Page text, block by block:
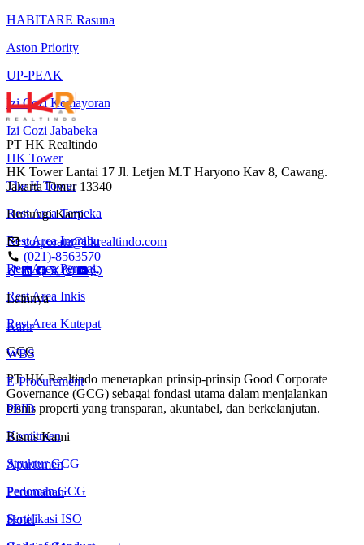
HABITARE Rasuna
Aston Priority
UP-PEAK
Izi Cozi Kemayoran
Izi Cozi Jababeka
HK Tower
The H Tower
Rest Area Terpeka
Rest Area Inprabu
Rest Area Permai
Rest Area Inkis
Rest Area Kutepat
GCG
PT HK Realtindo menerapkan prinsip-prinsip Good Corporate
Governance (GCG) sebagai fondasi utama dalam menjalankan
bisnis properti yang transparan, akuntabel, dan berkelanjutan.
Komitmen
Struktur GCG
Pedoman GCG
Sertifikasi ISO
PT HK Realtindo
HK Tower Lantai 17 Jl. Letjen M.T Haryono Kav 8, Cawang.
Jakarta Timur 13340
Hubungi Kami
corporate@hkrealtindo.com
(021)-8563570
Lainnya
Karir
WBS
E-Procurement
PPID
Bisnis Kami
Apartemen
Perumahan
Hotel